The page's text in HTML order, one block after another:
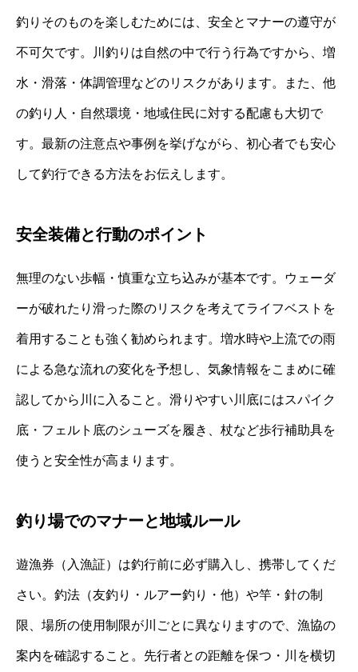
釣りそのものを楽しむためには、安全とマナーの遵守が
不可欠です。川釣りは自然の中で行う行為ですから、増
水・滑落・体調管理などのリスクがあります。また、他
の釣り人・自然環境・地域住民に対する配慮も大切で
す。最新の注意点や事例を挙げながら、初心者でも安心
して釣行できる方法をお伝えします。
安全装備と行動のポイント
無理のない歩幅・慎重な立ち込みが基本です。ウェーダ
ーが破れたり滑った際のリスクを考えてライフベストを
着用することも強く勧められます。増水時や上流での雨
による急な流れの変化を予想し、気象情報をこまめに確
認してから川に入ること。滑りやすい川底にはスパイク
底・フェルト底のシューズを履き、杖など歩行補助具を
使うと安全性が高まります。
釣り場でのマナーと地域ルール
遊漁券（入漁証）は釣行前に必ず購入し、携帯してくだ
さい。釣法（友釣り・ルアー釣り・他）や竿・針の制
限、場所の使用制限が川ごとに異なりますので、漁協の
案内を確認すること。先行者との距離を保つ・川を横切